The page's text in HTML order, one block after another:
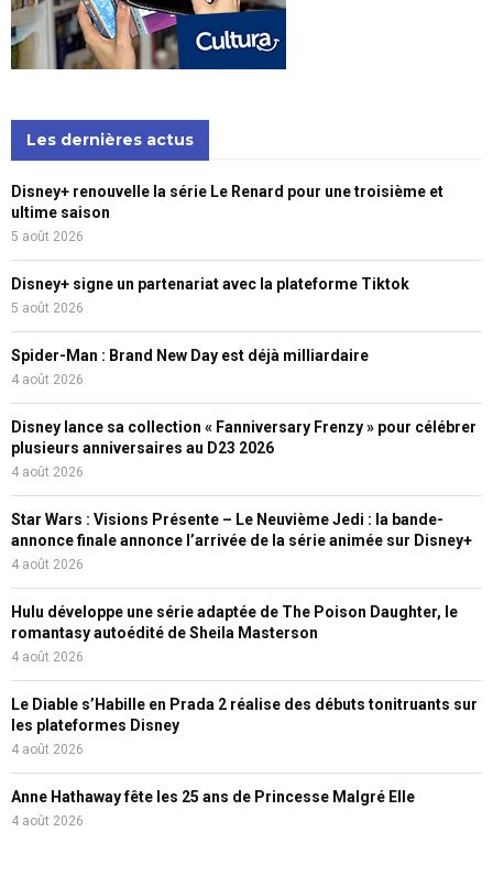
Les dernières actus
Disney+ renouvelle la série Le Renard pour une troisième et
ultime saison
5 août 2026
Disney+ signe un partenariat avec la plateforme Tiktok
5 août 2026
Spider-Man : Brand New Day est déjà milliardaire
4 août 2026
Disney lance sa collection « Fanniversary Frenzy » pour célébrer
plusieurs anniversaires au D23 2026
4 août 2026
Star Wars : Visions Présente – Le Neuvième Jedi : la bande-
annonce finale annonce l’arrivée de la série animée sur Disney+
4 août 2026
Hulu développe une série adaptée de The Poison Daughter, le
romantasy autoédité de Sheila Masterson
4 août 2026
Le Diable s’Habille en Prada 2 réalise des débuts tonitruants sur
les plateformes Disney
4 août 2026
Anne Hathaway fête les 25 ans de Princesse Malgré Elle
4 août 2026